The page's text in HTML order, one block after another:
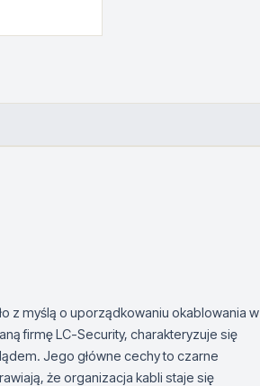
z myślą o uporządkowaniu okablowania w
firmę LC-Security, charakteryzuje się
Jego główne cechy to czarne
że organizacja kabli staje się